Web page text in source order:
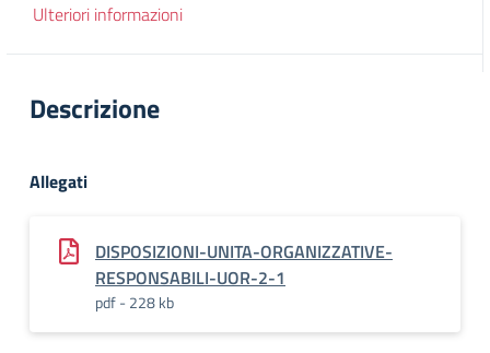
Ulteriori informazioni
Descrizione
Allegati
DISPOSIZIONI-UNITA-ORGANIZZATIVE-
RESPONSABILI-UOR-2-1
pdf - 228 kb